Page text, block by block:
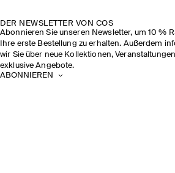
DER NEWSLETTER VON COS
Abonnieren Sie unseren Newsletter, um 10 %
Ihre erste Bestellung zu erhalten. Außerdem
wir Sie über neue Kollektionen,
exklusive Angebote.
ABONNIEREN